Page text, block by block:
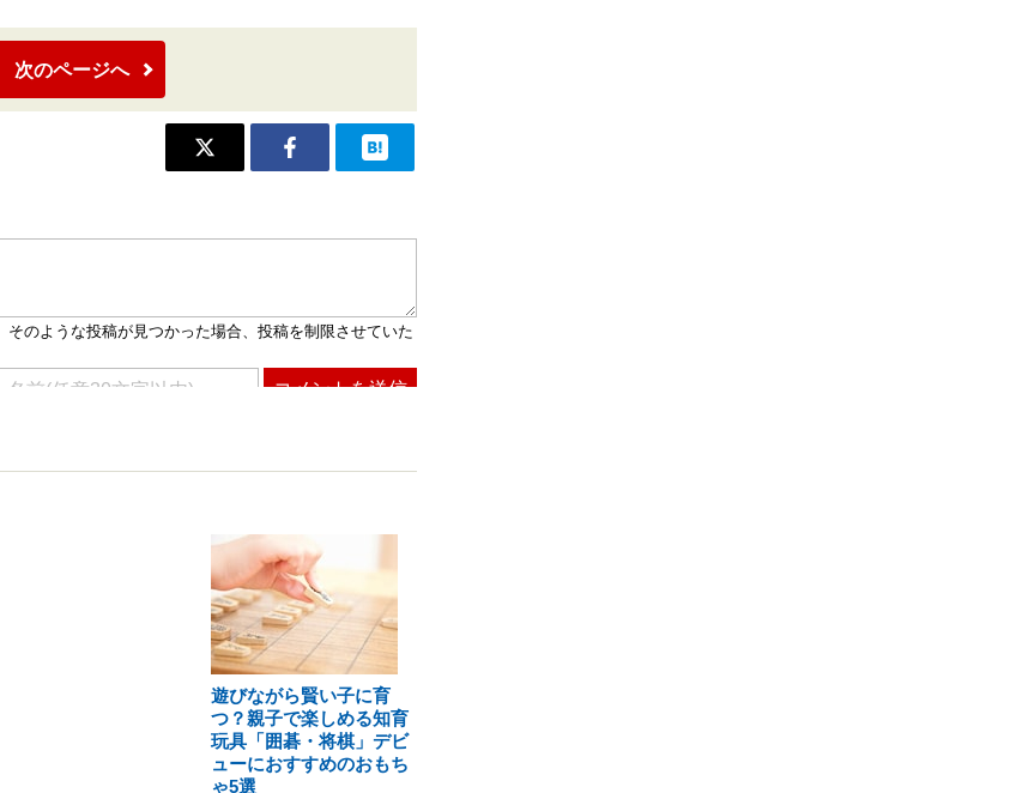
次のページへ
遊びながら賢い子に育
つ？親子で楽しめる知育
玩具「囲碁・将棋」デビ
ューにおすすめのおもち
ゃ5選